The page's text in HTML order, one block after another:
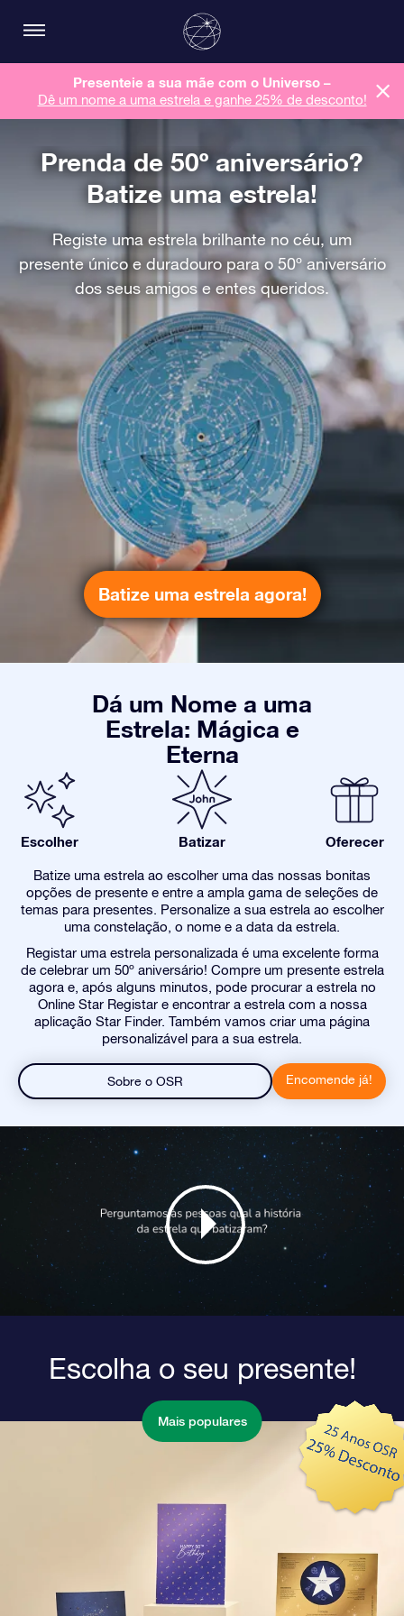
Presenteie a sua mãe com o Universo –
Dê um nome a uma estrela e ganhe 25% de desconto!
Prenda de 50º aniversário?
Batize uma estrela!
Registe uma estrela brilhante no céu, um
presente único e duradouro para o 50º aniversário
dos seus amigos e entes queridos.
Batize uma estrela agora!
Dá um Nome a uma
Estrela: Mágica e
Eterna
Escolher Batizar Oferecer
Batize uma estrela ao escolher uma das nossas bonitas
opções de presente e entre a ampla gama de seleções de
temas para presentes. Personalize a sua estrela ao escolher
uma constelação, o nome e a data da estrela.
Registar uma estrela personalizada é uma excelente forma
de celebrar um 50º aniversário! Compre um presente estrela
agora e, após alguns minutos, pode procurar a estrela no
Online Star Registar e encontrar a estrela com a nossa
aplicação Star Finder. Também vamos criar uma página
personalizável para a sua estrela.
Sobre o OSR Encomende já!
Escolha o seu presente!
Mais populares